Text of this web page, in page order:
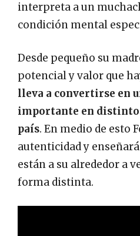
interpreta a un
condición mental
Desde pequeño su
potencial y valor que
lleva a convertirse en
importante en
país. En medio de esto
autenticidad y
están a su alrededor a
forma distinta.